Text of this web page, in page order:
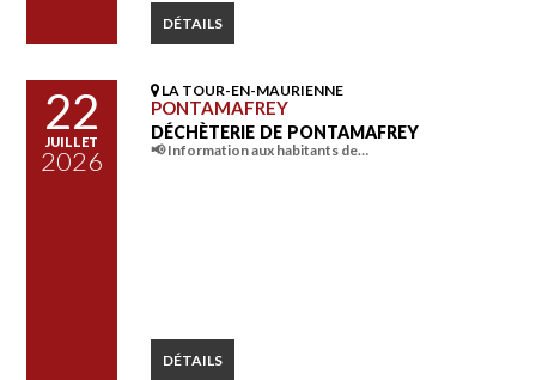
DÉTAILS
22
JUILLET
2026
LA TOUR-EN-MAURIENNE
PONTAMAFREY
DÉCHÈTERIE DE PONTAMAFREY
📢 Information aux habitants de…
DÉTAILS